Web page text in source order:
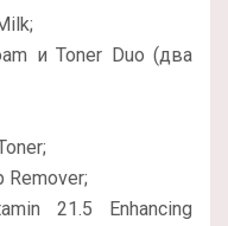
и Toner Duo (два
Remover;
21.5 Enhancing